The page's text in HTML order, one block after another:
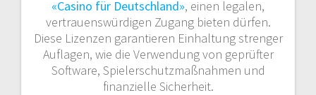
«Casino für Deutschland», einen legalen,
vertrauenswürdigen Zugang bieten dürfen.
Diese Lizenzen garantieren Einhaltung strenger
Auflagen, wie die Verwendung von geprüfter
Software, Spielerschutzmaßnahmen und
finanzielle Sicherheit.